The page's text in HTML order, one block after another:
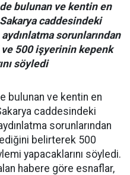
bulunan ve kentin en
caddesindeki
sorunlarından
500 işyerinin kepenk
söyledi
bulunan ve kentin en
caddesindeki
sorunlarından
belirterek 500
yapacaklarını söyledi.
habere göre esnaflar,